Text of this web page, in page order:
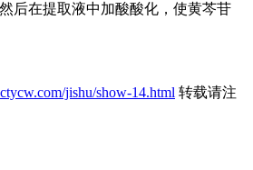
后在提取液中加酸酸化，使黄芩苷
jishu/show-14.html 转载请注